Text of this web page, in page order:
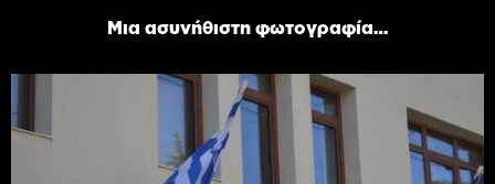
Μια ασυνήθιστη φωτογραφία…